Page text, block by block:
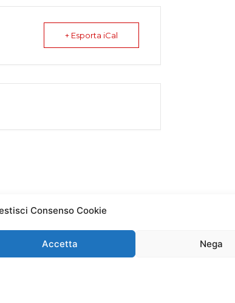
Consenso Cookie
Accetta Nega
+ Esporta iCal